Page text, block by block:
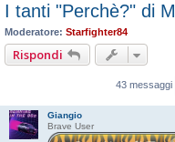
I tanti "Perchè?" di
Moderatore: Starfighter84
Rispondi
43 messaggi
Giangio
Brave User